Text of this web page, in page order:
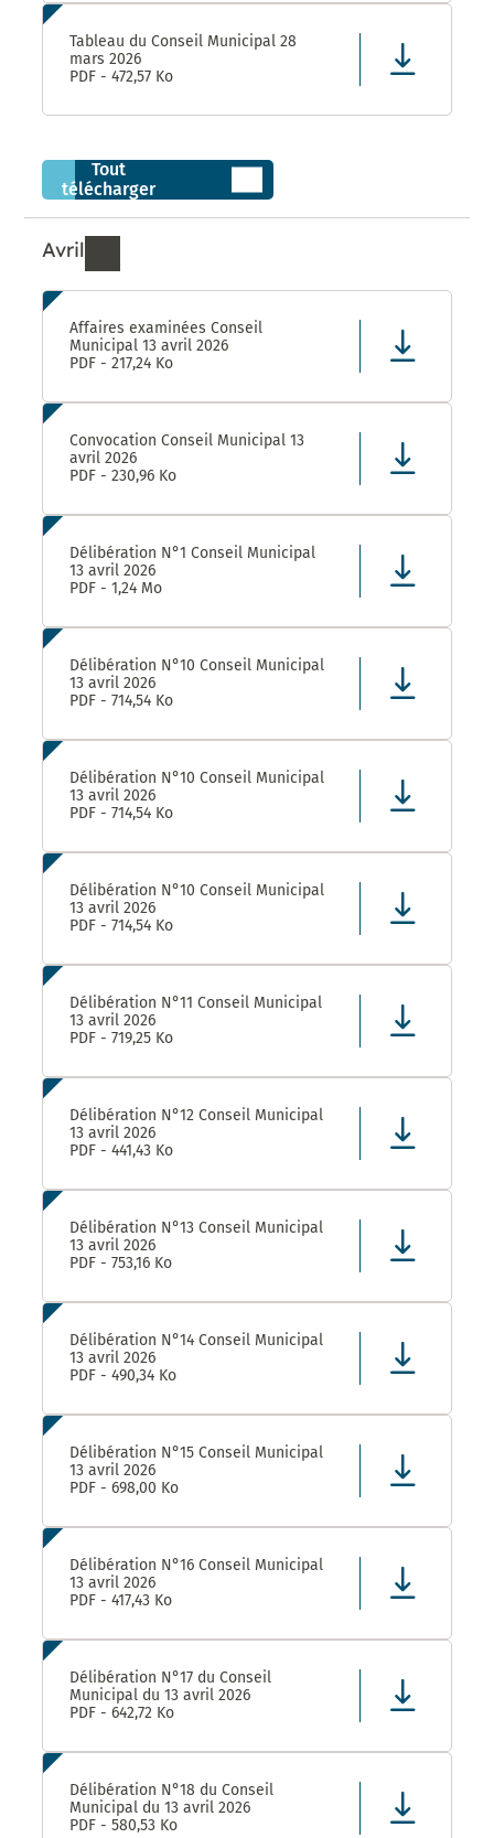
Tableau du Conseil Municipal 28
mars 2026
PDF - 472,57 Ko
Tout
télécharger
Avril
Ressources de Avril 2026
Affaires examinées Conseil
Municipal 13 avril 2026
PDF - 217,24 Ko
Convocation Conseil Municipal 13
avril 2026
PDF - 230,96 Ko
Délibération N°1 Conseil Municipal
13 avril 2026
PDF - 1,24 Mo
Délibération N°10 Conseil Municipal
13 avril 2026
PDF - 714,54 Ko
Délibération N°10 Conseil Municipal
13 avril 2026
PDF - 714,54 Ko
Délibération N°10 Conseil Municipal
13 avril 2026
PDF - 714,54 Ko
Délibération N°11 Conseil Municipal
13 avril 2026
PDF - 719,25 Ko
Délibération N°12 Conseil Municipal
13 avril 2026
PDF - 441,43 Ko
Délibération N°13 Conseil Municipal
13 avril 2026
PDF - 753,16 Ko
Délibération N°14 Conseil Municipal
13 avril 2026
PDF - 490,34 Ko
Délibération N°15 Conseil Municipal
13 avril 2026
PDF - 698,00 Ko
Délibération N°16 Conseil Municipal
13 avril 2026
PDF - 417,43 Ko
Délibération N°17 du Conseil
Municipal du 13 avril 2026
PDF - 642,72 Ko
Délibération N°18 du Conseil
Municipal du 13 avril 2026
PDF - 580,53 Ko